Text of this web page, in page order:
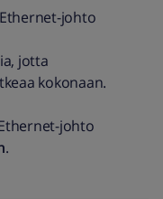
johto
jotta
kokonaan.
johto
.